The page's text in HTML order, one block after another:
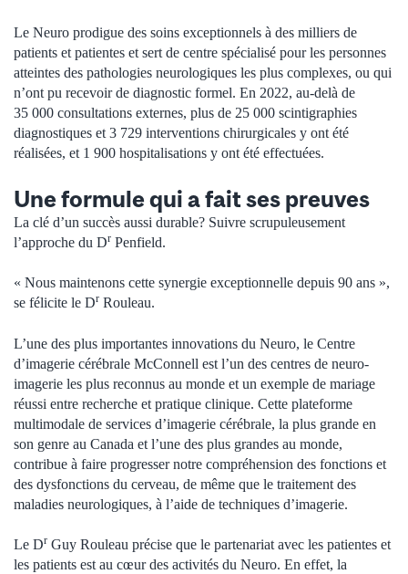
Le Neuro prodigue des soins exceptionnels à des milliers de
patients et patientes et sert de centre spécialisé pour les personnes
atteintes des pathologies neurologiques les plus complexes, ou qui
n’ont pu recevoir de diagnostic formel. En 2022, au-delà de
35 000 consultations externes, plus de 25 000 scintigraphies
diagnostiques et 3 729 interventions chirurgicales y ont été
réalisées, et 1 900 hospitalisations y ont été effectuées.
Une formule qui a fait ses preuves
La clé d’un succès aussi durable? Suivre scrupuleusement
l’approche du Dr Penfield.
« Nous maintenons cette synergie exceptionnelle depuis 90 ans »,
se félicite le Dr Rouleau.
L’une des plus importantes innovations du Neuro, le Centre
d’imagerie cérébrale McConnell est l’un des centres de neuro-
imagerie les plus reconnus au monde et un exemple de mariage
réussi entre recherche et pratique clinique. Cette plateforme
multimodale de services d’imagerie cérébrale, la plus grande en
son genre au Canada et l’une des plus grandes au monde,
contribue à faire progresser notre compréhension des fonctions et
des dysfonctions du cerveau, de même que le traitement des
maladies neurologiques, à l’aide de techniques d’imagerie.
Le Dr Guy Rouleau précise que le partenariat avec les patientes et
les patients est au cœur des activités du Neuro. En effet, la